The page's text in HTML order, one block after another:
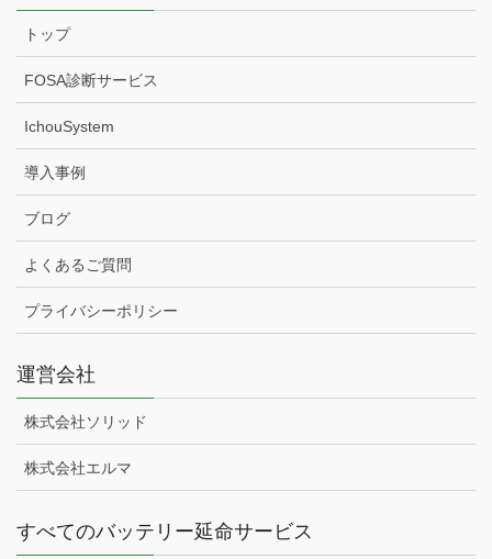
トップ
FOSA診断サービス
IchouSystem
導入事例
ブログ
よくあるご質問
プライバシーポリシー
運営会社
株式会社ソリッド
株式会社エルマ
すべてのバッテリー延命サービス